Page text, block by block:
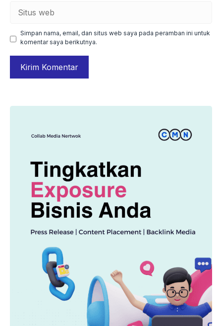
Simpan nama, email, dan situs web saya pada peramban ini untuk
komentar saya berikutnya.